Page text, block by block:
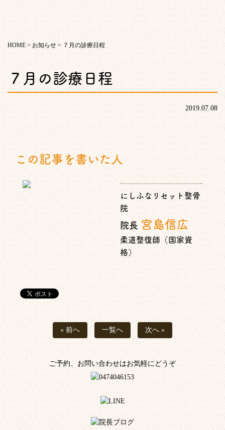
HOME > お知らせ > ７月の診療日程
７月の診療日程
2019.07.08
この記事を書いた人
にしふなリセット整骨
院
院長宮島信広
柔道整復師（国家資
格）
« 前へ 一覧へ 次へ »
ご予約、お問い合わせはお気軽にどうぞ